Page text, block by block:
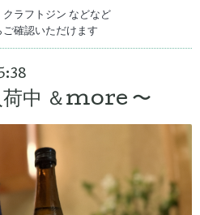
ラフトジン などなど
ご確認いただけます
荷中 ＆more 〜